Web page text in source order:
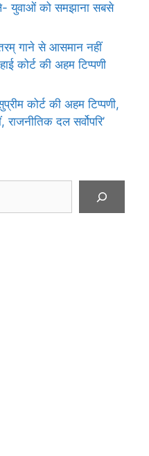
युवाओं को समझाना सबसे
गाने से आसमान नहीं
कोर्ट की अहम टिप्पणी
कोर्ट की अहम टिप्पणी,
राजनीतिक दल सर्वोपरि’